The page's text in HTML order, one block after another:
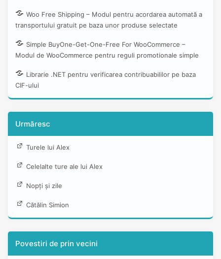
Woo Free Shipping – Modul pentru acordarea automată a
transportului gratuit pe baza unor produse selectate
Simple BuyOne-Get-One-Free For WooCommerce –
Modul de WooCommerce pentru reguli promotionale simple
Librarie .NET pentru verificarea contribuabililor pe baza
CIF-ului
Urmăresc
Turele lui Alex
Celelalte ture ale lui Alex
Nopți și zile
Cătălin Simion
Povestiri de prin vecini